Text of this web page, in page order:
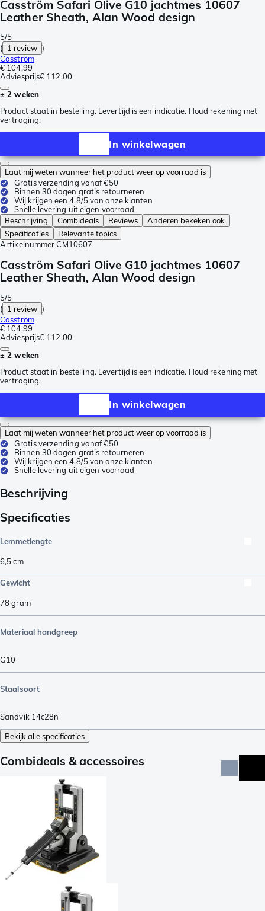
Casström Safari Olive G10 jachtmes 10607
Leather Sheath, Alan Wood design
5/5
( 1 review )
Casström
€ 104,99
Adviesprijs€ 112,00
± 2 weken
Product staat in bestelling. Levertijd is een indicatie. Houd rekening met
vertraging.
In winkelwagen
Laat mij weten wanneer het product weer op voorraad is
Gratis verzending vanaf €50
Binnen 30 dagen gratis retourneren
Wij krijgen een 4,8/5 van onze klanten
Snelle levering uit eigen voorraad
Beschrijving
Combideals Reviews
Anderen bekeken ook
Specificaties
Relevante topics
Artikelnummer CM10607
Casström Safari Olive G10 jachtmes 10607
Leather Sheath, Alan Wood design
5/5
( 1 review )
Casström
€ 104,99
Adviesprijs€ 112,00
± 2 weken
Product staat in bestelling. Levertijd is een indicatie. Houd rekening met
vertraging.
In winkelwagen
Laat mij weten wanneer het product weer op voorraad is
Gratis verzending vanaf €50
Binnen 30 dagen gratis retourneren
Wij krijgen een 4,8/5 van onze klanten
Snelle levering uit eigen voorraad
Beschrijving
Specificaties
Lemmetlengte
6,5cm
Gewicht
78gram
Materiaal handgreep
G10
Staalsoort
Sandvik 14c28n
Bekijk alle specificaties
Combideals & accessoires